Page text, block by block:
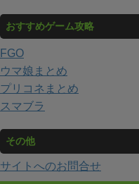
おすすめゲーム攻略
FGO
ウマ娘まとめ
プリコネまとめ
スマブラ
その他
サイトへのお問合せ